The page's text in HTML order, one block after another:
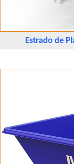
Estrado de